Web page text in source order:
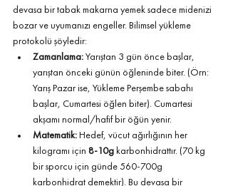
devasa bir tabak makarna yemek sadece midenizi
bozar ve uyumanızı engeller. Bilimsel yükleme
protokolü şöyledir:
Zamanlama: Yarıştan 3 gün önce başlar,
yarıştan önceki günün öğleninde biter. (Örn:
Yarış Pazar ise, Yükleme Perşembe sabahı
başlar, Cumartesi öğlen biter). Cumartesi
akşamı normal/hafif bir öğün yenir.
Matematik: Hedef, vücut ağırlığının her
kilogramı için 8-10g karbonhidrattır. (70 kg
bir sporcu için günde 560-700g
karbonhidrat demektir). Bu devasa bir